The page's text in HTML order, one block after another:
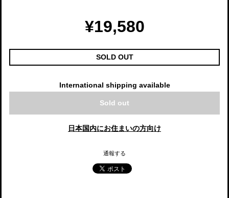
¥19,580
SOLD OUT
International shipping available
Sold out
日本国内にお住まいの方向け
通報する